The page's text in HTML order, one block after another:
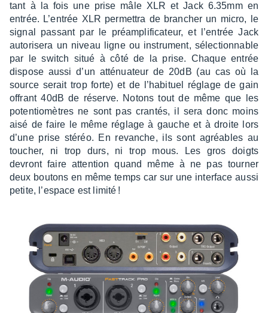
tant à la fois une prise mâle XLR et Jack 6.35mm en
entrée. L’en­trée XLR permet­tra de bran­cher un micro, le
signal passant par le préam­pli­fi­ca­teur, et l’en­trée Jack
auto­ri­sera un niveau ligne ou instru­ment, sélec­tion­nable
par le switch situé à côté de la prise. Chaque entrée
dispose aussi d’un atté­nua­teur de 20dB (au cas où la
source serait trop forte) et de l’ha­bi­tuel réglage de gain
offrant 40dB de réserve. Notons tout de même que les
poten­tio­mètres ne sont pas cran­tés, il sera donc moins
aisé de faire le même réglage à gauche et à droite lors
d’une prise stéréo. En revanche, ils sont agréables au
toucher, ni trop durs, ni trop mous. Les gros doigts
devront faire atten­tion quand même à ne pas tour­ner
deux boutons en même temps car sur une inter­face aussi
petite, l’es­pace est limité !